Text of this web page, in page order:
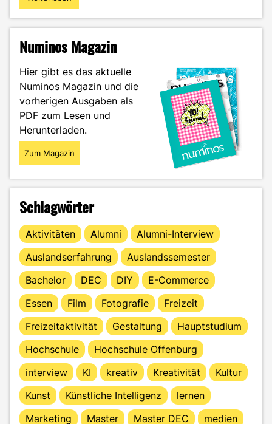
erkunden
an
der
sonnigsten
Orte
Deutschlands"
Numinos Magazin
Hier gibt es das aktuelle
Numinos Magazin und die
vorherigen Ausgaben als
PDF zum Lesen und
Herunterladen.
Zum Magazin
Schlagwörter
Aktivitäten Alumni
Alumni-Interview
Auslandserfahrung
Auslandssemester
Bachelor
DEC DIY
E-Commerce
Essen
Film Fotografie
Freizeit
Freizeitaktivität
Gestaltung
Hauptstudium
Hochschule
Hochschule Offenburg
interview
KI kreativ Kreativität
Kultur
Kunst
Künstliche Intelligenz
lernen
Marketing
Master Master DEC
medien